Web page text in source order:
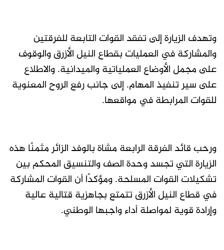
وتهدف الزيارة إلى تفقد القوات التابعة للفرقتين
والمشاركة في العمليات بقطاع النيل الأزرق والوقوف
على مجمل الأوضاع العملياتية والميدانية. والاطلاع
على سير تنفيذ المهام. إلى جانب رفع الروح المعنوية
للقوات المرابطة في مواقعها.
ورحب قائد الفرقة الرابعة مشاة بالوفد الزائر مثمنًا هذه
الزيارة التي تجسد وحدة الصف والتنسيق المحكم بين
تشكيلات القوات المسلحة. ومؤكدًا أن القوات المشاركة
في قطاع النيل الأزرق تتمتع بجاهزية قتالية عالية
وإرادة قوية لمواصلة أداء واجبها الوطني.